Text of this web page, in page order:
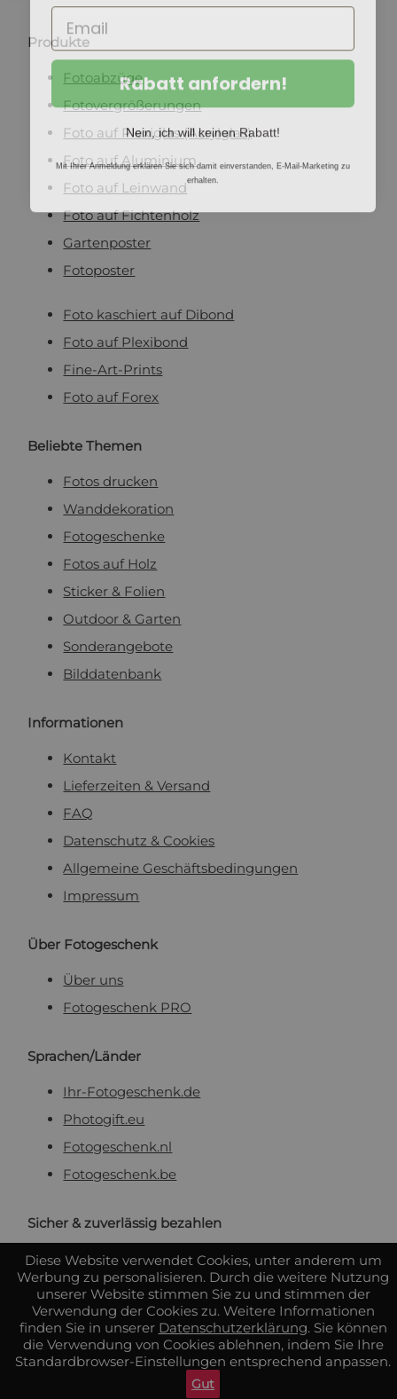
Diese Website verwendet Cookies, unter anderem um
Werbung zu personalisieren. Durch die weitere Nutzung
unserer Website stimmen Sie zu und stimmen der
Verwendung der Cookies zu. Weitere Informationen
finden Sie in unserer Datenschutzerklärung. Sie können
die Verwendung von Cookies ablehnen, indem Sie Ihre
Standardbrowser-Einstellungen entsprechend anpassen.
Gut
Produkte
Fotoabzüge
Fotovergrößerungen
Foto auf Plexiglas (Acrylglas)
Foto auf Aluminium
Foto auf Leinwand
Foto auf Fichtenholz
Gartenposter
Fotoposter
Foto kaschiert auf Dibond
Foto auf Plexibond
Fine-Art-Prints
Foto auf Forex
Beliebte Themen
Fotos drucken
Wanddekoration
Fotogeschenke
Fotos auf Holz
Sticker & Folien
Outdoor & Garten
Sonderangebote
Bilddatenbank
Informationen
Kontakt
Lieferzeiten & Versand
FAQ
Datenschutz & Cookies
Allgemeine Geschäftsbedingungen
Impressum
Über Fotogeschenk
Über uns
Fotogeschenk PRO
Sprachen/Länder
Ihr-Fotogeschenk.de
Photogift.eu
Fotogeschenk.nl
Fotogeschenk.be
Sicher & zuverlässig bezahlen
Rabatt anfordern!
Nein, ich will keinen Rabatt!
Mit Ihrer Anmeldung erklären Sie sich damit einverstanden, E-Mail-Marketing zu